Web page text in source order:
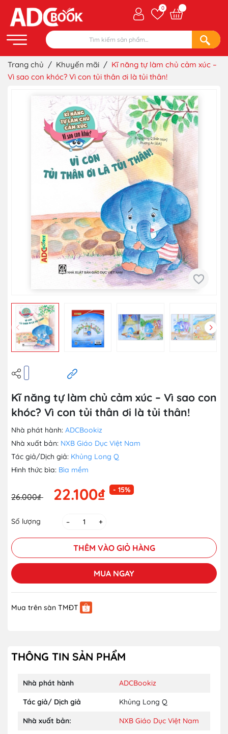
0
Trang chủ / Khuyến mãi / Kĩ năng tự làm chủ cảm xúc –
Vì sao con khóc? Vì con tủi thân ơi là tủi thân!
Kĩ năng tự làm chủ cảm xúc – Vì sao con
khóc? Vì con tủi thân ơi là tủi thân!
Nhà phát hành: ADCBookiz
Nhà xuất bản: NXB Giáo Dục Việt Nam
Tác giả/Dịch giả: Khủng Long Q
Hình thức bìa: Bìa mềm
26.000₫ 22.100₫ - 15%
Số lượng – +
THÊM VÀO GIỎ HÀNG
MUA NGAY
Mua trên sàn TMĐT
THÔNG TIN SẢN PHẨM
Nhà phát hành ADCBookiz
Tác giả/ Dịch giả Khủng Long Q
Nhà xuất bản: NXB Giáo Dục Việt Nam